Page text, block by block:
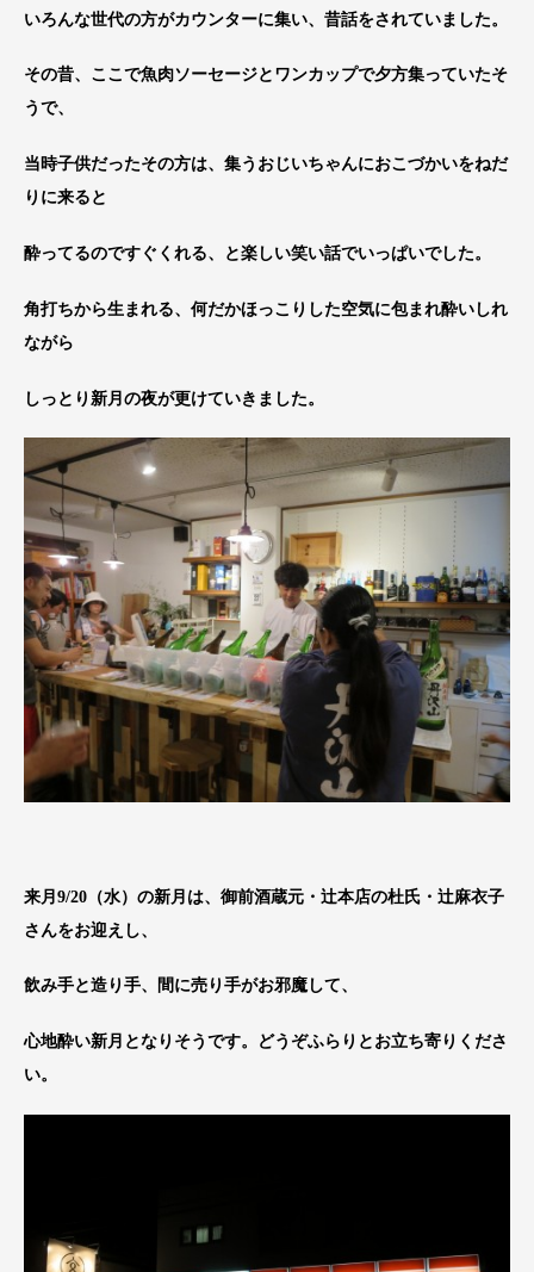
いろんな世代の方がカウンターに集い、昔話をされていました。
その昔、ここで魚肉ソーセージとワンカップで夕方集っていたそ
うで、
当時子供だったその方は、集うおじいちゃんにおこづかいをねだ
りに来ると
酔ってるのですぐくれる、と楽しい笑い話でいっぱいでした。
角打ちから生まれる、何だかほっこりした空気に包まれ酔いしれ
ながら
しっとり新月の夜が更けていきました。
来月9/20（水）の新月は、御前酒蔵元・辻本店の杜氏・辻麻衣子
さんをお迎えし、
飲み手と造り手、間に売り手がお邪魔して、
心地酔い新月となりそうです。どうぞふらりとお立ち寄りくださ
い。